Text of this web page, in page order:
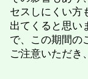
セスしにくい方
出てくると思い
で、この期間の
ご注意いただき